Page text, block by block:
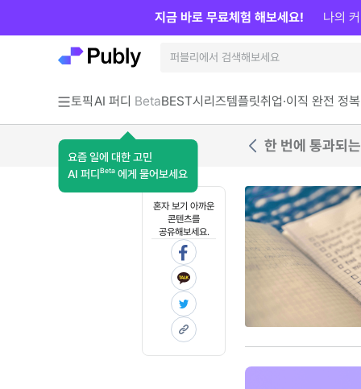
토픽AI 퍼디 Beta
요즘 일에 대한 고민
AI 퍼디 Beta 에게 물어보세요
BEST시리즈템플릿취업·이직 완전 정복
지금 바로 무료체험 해보세요! 나의
한 번에 통과되
혼자 보기 아까운
콘텐츠를
공유해보세요.